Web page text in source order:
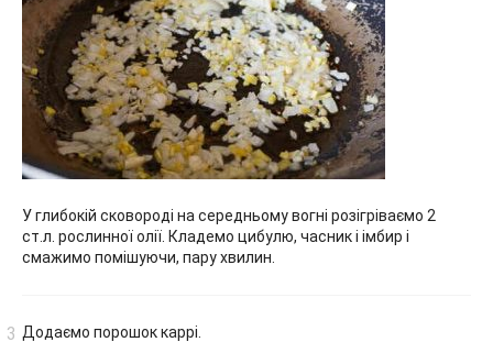
У глибокій сковороді на середньому вогні розігріваємо 2
ст.л. рослинної олії. Кладемо цибулю, часник і імбир і
смажимо помішуючи, пару хвилин.
Додаємо порошок каррі.